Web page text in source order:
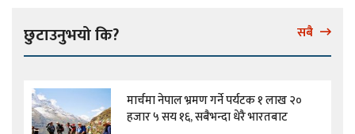
छुटाउनुभयो कि? सबै
मार्चमा नेपाल भ्रमण गर्ने पर्यटक १ लाख २०
हजार ५ सय १६, सबैभन्दा धेरै भारतबाट